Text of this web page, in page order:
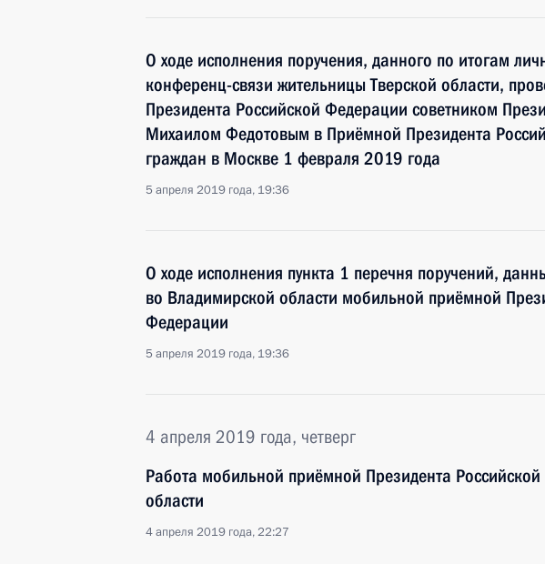
О ходе исполнения поручения, данного по итогам
конференц-связи жительницы Тверской области,
Президента Российской Федерации советником
Михаилом Федотовым в Приёмной Президента
граждан в Москве 1 февраля 2019 года
5 апреля 2019 года, 19:36
О ходе исполнения пункта 1 перечня поручений,
во Владимирской области мобильной приёмной
Федерации
5 апреля 2019 года, 19:36
4 апреля 2019 года, четверг
Работа мобильной приёмной Президента
области
4 апреля 2019 года, 22:27